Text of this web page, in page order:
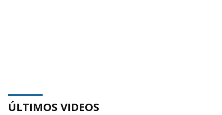
ÚLTIMOS VIDEOS